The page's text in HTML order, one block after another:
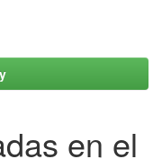
en el